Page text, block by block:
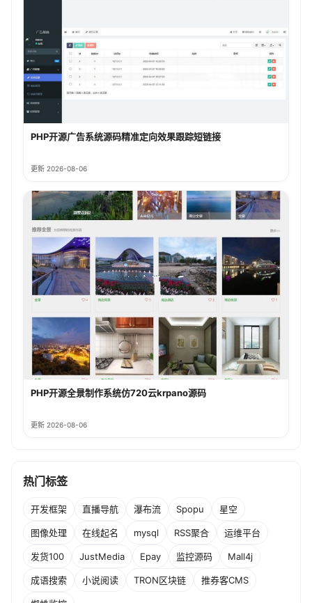
PHP开源广告系统源码精准定向效果跟踪短链接
更新 2026-08-06
PHP开源全景制作系统仿720云krpano源码
更新 2026-08-06
热门标签
开发框架 直播导航 瀑布流 Spopu 星空
图像处理 在线起名 mysql RSS聚合 运维平台
发货100 JustMedia Epay 监控源码 Mall4j
成语搜索 小说阅读 TRON区块链 推券客CMS